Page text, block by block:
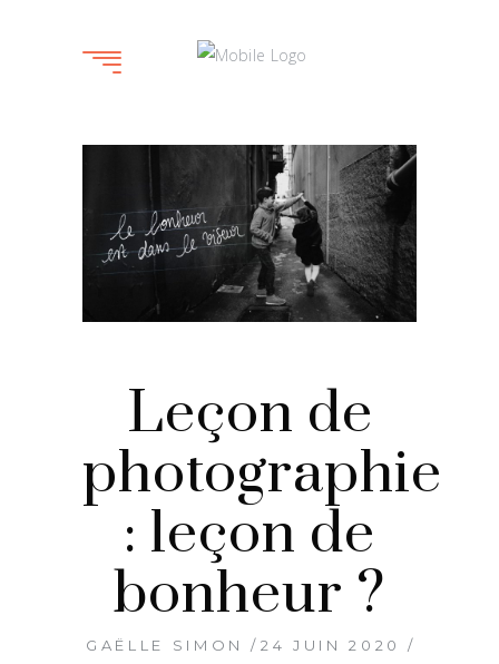
Leçon de
photographie
: leçon de
bonheur ?
GAËLLE SIMON
24 JUIN 2020